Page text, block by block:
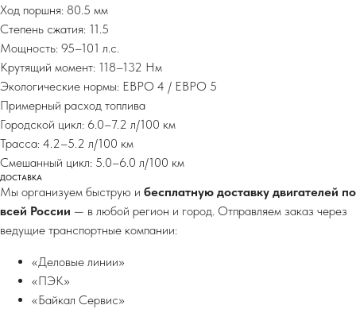
Ход поршня: 80.5 мм
Степень сжатия: 11.5
Мощность: 95–101 л.с.
Крутящий момент: 118–132 Нм
Экологические нормы: ЕВРО 4 / ЕВРО 5
Примерный расход топлива
Городской цикл: 6.0–7.2 л/100 км
Трасса: 4.2–5.2 л/100 км
Смешанный цикл: 5.0–6.0 л/100 км
ДОСТАВКА
Мы организуем быструю и бесплатную доставку двигателей по
всей России — в любой регион и город. Отправляем заказ через
ведущие транспортные компании:
«Деловые линии»
«ПЭК»
«Байкал Сервис»